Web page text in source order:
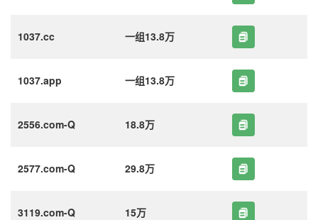
1037.cc 一组13.8万
1037.app 一组13.8万
2556.com-Q 18.8万
2577.com-Q 29.8万
3119.com-Q 15万